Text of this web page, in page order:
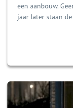
een aanbouw.
jaar later staan